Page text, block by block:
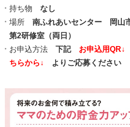
持ち物 なし
場所 南ふれあいセンター
岡山
第2研修室（両日）
お申込方法 下記 お申込用QR↓
ちらから↓
よりご応募ください